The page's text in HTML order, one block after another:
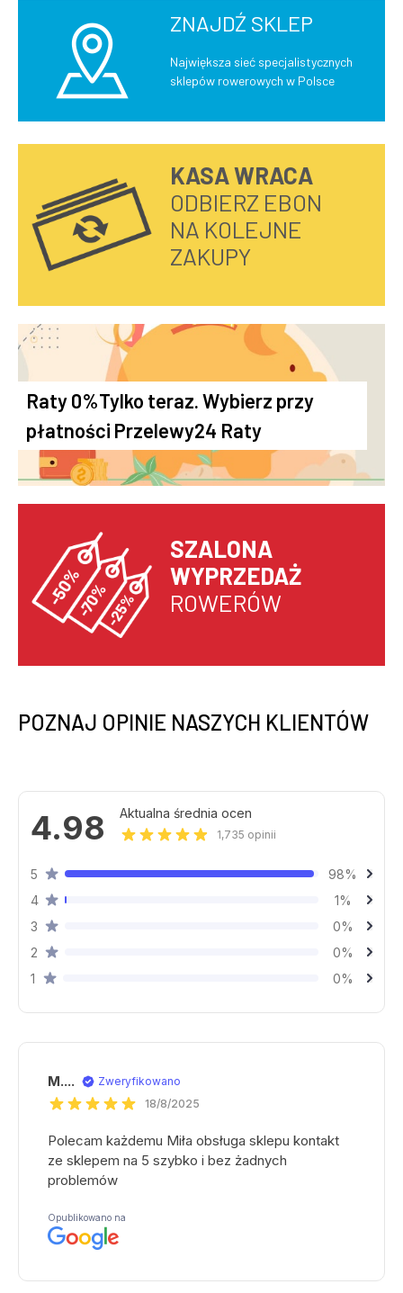
ZNAJDŹ SKLEP
Największa sieć specjalistycznych
sklepów rowerowych w Polsce
KASA WRACA
ODBIERZ EBON
NA KOLEJNE
ZAKUPY
Raty 0%Tylko teraz. Wybierz przy
płatności Przelewy24 Raty
SZALONA
WYPRZEDAŻ
ROWERÓW
POZNAJ OPINIE NASZYCH KLIENTÓW